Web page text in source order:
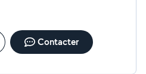
Contacter